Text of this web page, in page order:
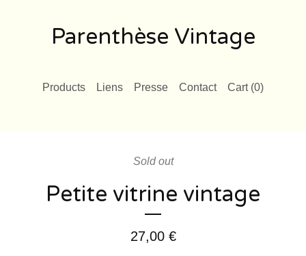
Parenthèse Vintage
Products Liens Presse Contact Cart (0)
Sold out
Petite vitrine vintage
27,00 €